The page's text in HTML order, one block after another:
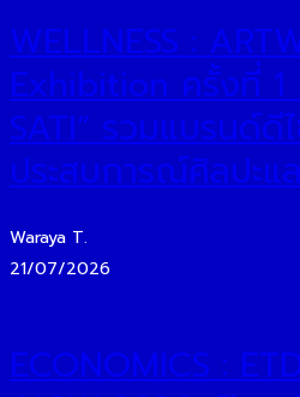
WELLNESS :
Exhibition ครั้งที่ 1
SATI” รวมแบรนด์ดี
ประสบการณ์ศิลปะแ
Waraya T.
21/07/2026
ECONOMICS :